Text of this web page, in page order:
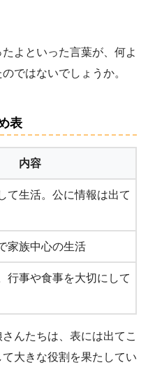
よといった言葉が、何よ
ではないでしょうか。
表
内容
て生活。公に情報は出て
家族中心の生活
行事や食事を大切にして
んたちは、表には出てこ
大きな役割を果たしてい